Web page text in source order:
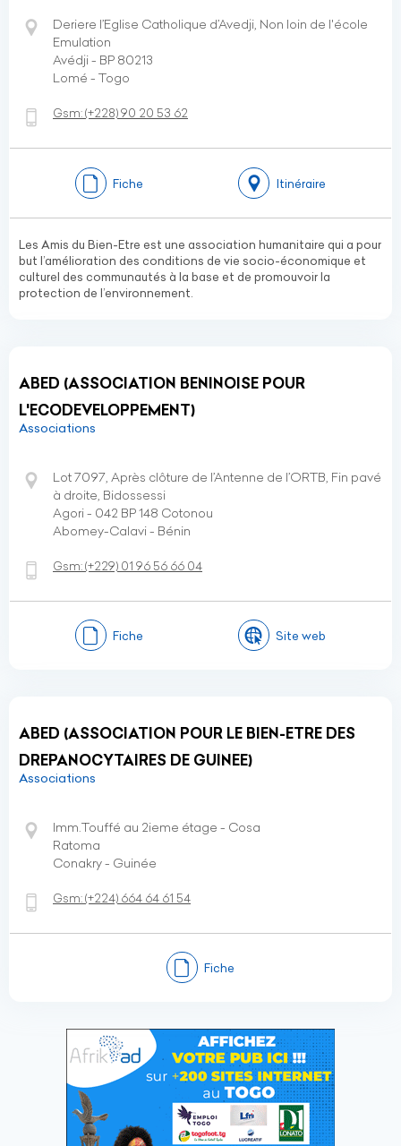
Deriere l’Eglise Catholique d’Avedji, Non loin de l'école
Emulation
Avédji - BP 80213
Lomé - Togo
Gsm:(+228)90 20 53 62
Fiche Itinéraire
Les Amis du Bien-Etre est une association humanitaire qui a pour
but l’amélioration des conditions de vie socio-économique et
culturel des communautés à la base et de promouvoir la
protection de l’environnement.
ABED (ASSOCIATION BENINOISE POUR
L'ECODEVELOPPEMENT)
Associations
Lot 7097, Après clôture de l’Antenne de l’ORTB, Fin pavé
à droite, Bidossessi
Agori - 042 BP 148 Cotonou
Abomey-Calavi - Bénin
Gsm:(+229) 01 96 56 66 04
Fiche Site web
ABED (ASSOCIATION POUR LE BIEN-ETRE DES
DREPANOCYTAIRES DE GUINEE)
Associations
Imm.Touffé au 2ieme étage - Cosa
Ratoma
Conakry - Guinée
Gsm:(+224) 664 64 61 54
Fiche